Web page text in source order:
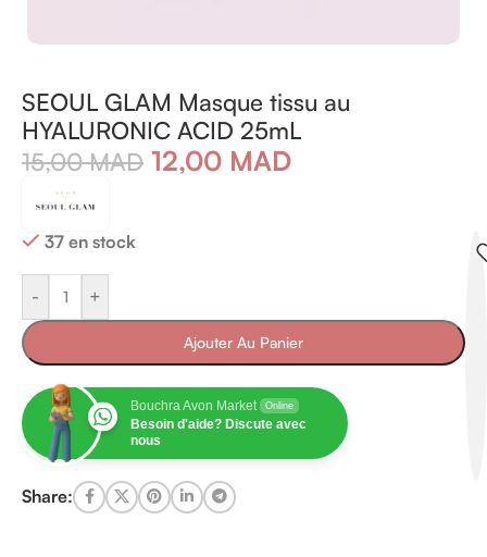
SEOUL GLAM Masque tissu au
HYALURONIC ACID 25mL
15,00MAD 12,00 MAD
37 en stock
- +
Ajouter Au Panier
Bouchra Avon Market Online
Besoin d'aide? Discute avec
nous
Share: